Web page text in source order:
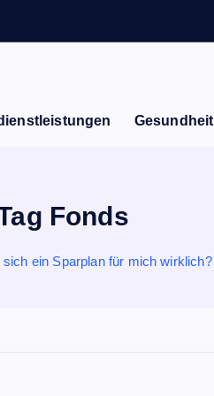
Gesundheit
Fonds
sich ein Sparplan für mich wirklich?